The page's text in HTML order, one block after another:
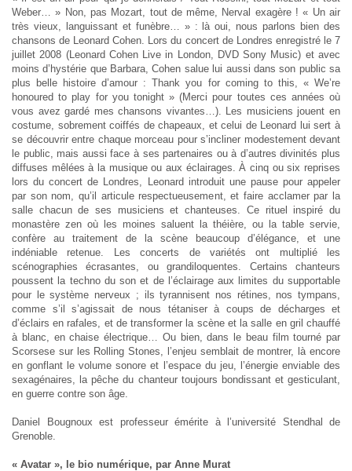
Weber… » Non, pas Mozart, tout de même, Nerval exagère ! « Un air
très vieux, languissant et funèbre… » : là oui, nous parlons bien des
chansons de Leonard Cohen. Lors du concert de Londres enregistré le 7
juillet 2008 (Leonard Cohen Live in London, DVD Sony Music) et avec
moins d’hystérie que Barbara, Cohen salue lui aussi dans son public sa
plus belle histoire d’amour : Thank you for coming to this, « We’re
honoured to play for you tonight » (Merci pour toutes ces années où
vous avez gardé mes chansons vivantes…). Les musiciens jouent en
costume, sobrement coiffés de chapeaux, et celui de Leonard lui sert à
se découvrir entre chaque morceau pour s’incliner modestement devant
le public, mais aussi face à ses partenaires ou à d’autres divinités plus
diffuses mêlées à la musique ou aux éclairages. À cinq ou six reprises
lors du concert de Londres, Leonard introduit une pause pour appeler
par son nom, qu’il articule respectueusement, et faire acclamer par la
salle chacun de ses musiciens et chanteuses. Ce rituel inspiré du
monastère zen où les moines saluent la théière, ou la table servie,
confère au traitement de la scène beaucoup d’élégance, et une
indéniable retenue. Les concerts de variétés ont multiplié les
scénographies écrasantes, ou grandiloquentes. Certains chanteurs
poussent la techno du son et de l’éclairage aux limites du supportable
pour le système nerveux ; ils tyrannisent nos rétines, nos tympans,
comme s’il s’agissait de nous tétaniser à coups de décharges et
d’éclairs en rafales, et de transformer la scène et la salle en gril chauffé
à blanc, en chaise électrique… Ou bien, dans le beau film tourné par
Scorsese sur les Rolling Stones, l’enjeu semblait de montrer, là encore
en gonflant le volume sonore et l’espace du jeu, l’énergie enviable des
sexagénaires, la pêche du chanteur toujours bondissant et gesticulant,
en guerre contre son âge.
Daniel Bougnoux est professeur émérite à l’université Stendhal de
Grenoble.
« Avatar », le bio numérique, par Anne Murat